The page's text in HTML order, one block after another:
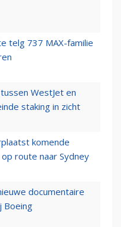
telg 737 MAX-familie
WestJet en
staking in zicht
komende
route naar Sydney
documentaire
Boeing